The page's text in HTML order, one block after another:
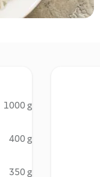
1000 g
400 g
350 g